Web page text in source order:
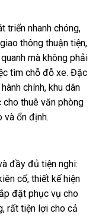
triển nhanh chóng,
thông thuận tiện,
mà không phải
tìm chỗ đỗ xe. Đặc
chính, khu dân
thuê văn phòng
và ổn định.
đầy đủ tiện nghi:
cố, thiết kế hiện
đặt phục vụ cho
rất tiện lợi cho cả